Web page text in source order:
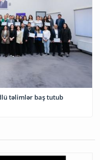
təlimlər baş tutub